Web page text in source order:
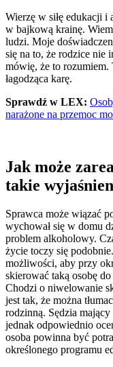
Wierzę w siłę edukacji
w bajkową krainę.
ludzi. Moje
się na to, że rodzice nie
mówię, że to rozumiem.
łagodząca karę.
Sprawdź w LEX:
narażone na przemoc
Jak może
takie
Sprawca może wiązać
wychował się w domu
problem alkoholowy.
życie toczy się
możliwości, aby przy
skierować taką osobę
Chodzi o niwelowanie
jest tak, że można
rodzinną. Sędzia
jednak odpowiednio
osoba powinna być
określonego programu